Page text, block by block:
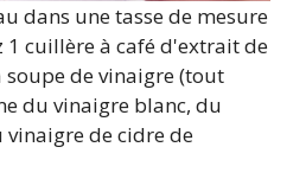
dans une tasse de mesure
cuillère à café d'extrait de
de vinaigre (tout
du vinaigre blanc, du
de cidre de